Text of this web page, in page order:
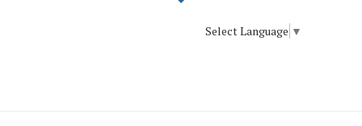
Select Language ▼